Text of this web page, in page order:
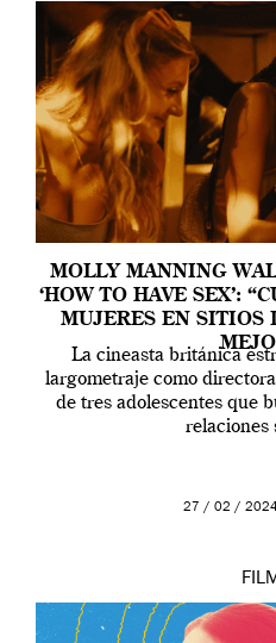
MOLLY MANNING
‘HOW TO HAVE SEX’:
MUJERES EN SITIOS
La cineasta británica
largometraje como
de tres adolescentes que
relaciones
27 / 02 /